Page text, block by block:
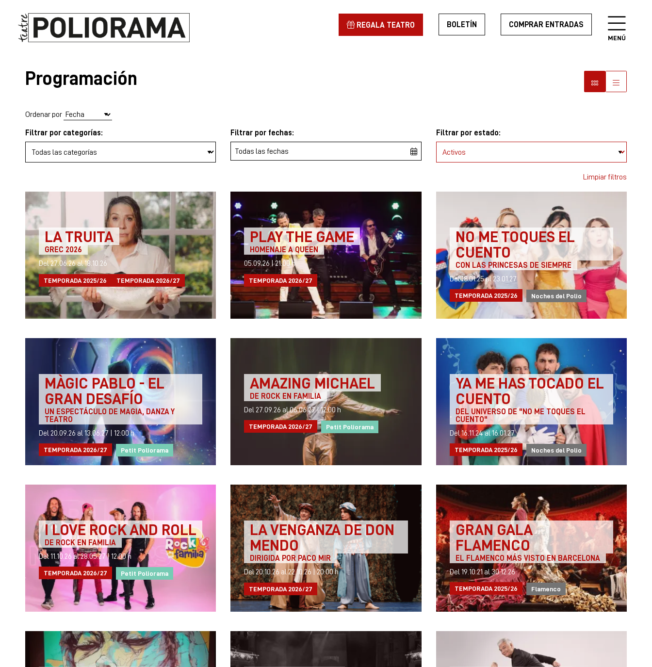
MENÚ
COMPRAR ENTRADAS
BOLETÍN
REGALA TEATRO
Programación
Ordenar por
Filtrar por categorías: Filtrar por fechas: Filtrar por estado:
Limpiar filtros
LA TRUITA
GREC 2026
Del 27.06.26al 18.10.26
TEMPORADA 2026/27
TEMPORADA 2025/26
PLAY THE GAME
HOMENAJE A QUEEN
05.09.26 |21:00 h
TEMPORADA 2026/27
NO ME TOQUES EL
CUENTO
CON LAS PRINCESAS DE SIEMPRE
Del 18.01.25al 23.01.27
TEMPORADA 2025/26 Noches del Polio
MÀGIC PABLO - EL
GRAN DESAFÍO
UN ESPECTÁCULO DE MAGIA, DANZA Y
TEATRO
Del 20.09.26 al 13.06.27 12:00 h
TEMPORADA 2026/27 Petit Poliorama
AMAZING MICHAEL
DE ROCK EN FAMILIA
Del 27.09.26 al 06.06.27|12:00 h
TEMPORADA 2026/27 Petit Poliorama
YA ME HAS TOCADO EL
CUENTO
DEL UNIVERSO DE "NO ME TOQUES EL
CUENTO"
Del 16.11.24al 16.01.27
TEMPORADA 2025/26 Noches del Polio
I LOVE ROCK AND ROLL
DE ROCK EN FAMILIA
Del 11.10.26 al 28.05.27| 12:00 h
TEMPORADA 2026/27 Petit Poliorama
LA VENGANZA DE DON
MENDO
DIRIGIDA POR PACO MIR
Del 20.10.26 al 22.10.26 |20:00 h
TEMPORADA 2026/27
GRAN GALA
FLAMENCO
EL FLAMENCO MÁS VISTO EN BARCELONA
Del 19.10.21al 30.12.26
TEMPORADA 2025/26 Flamenco